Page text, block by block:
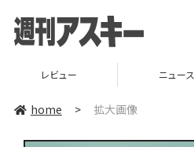
レビュー ニュース
home > 拡大画像